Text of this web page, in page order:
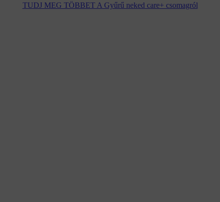
TUDJ MEG TÖBBET A Gyűrű neked care+ csomagról